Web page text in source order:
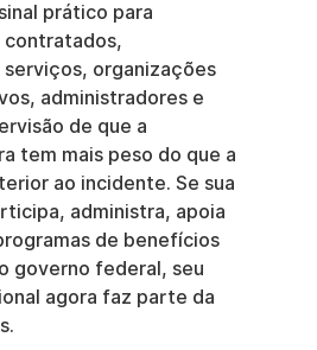
prático para
contratados,
organizações
administradores e
de que a
tem mais peso do que a
ao incidente. Se sua
administra, apoia
de benefícios
governo federal, seu
agora faz parte da